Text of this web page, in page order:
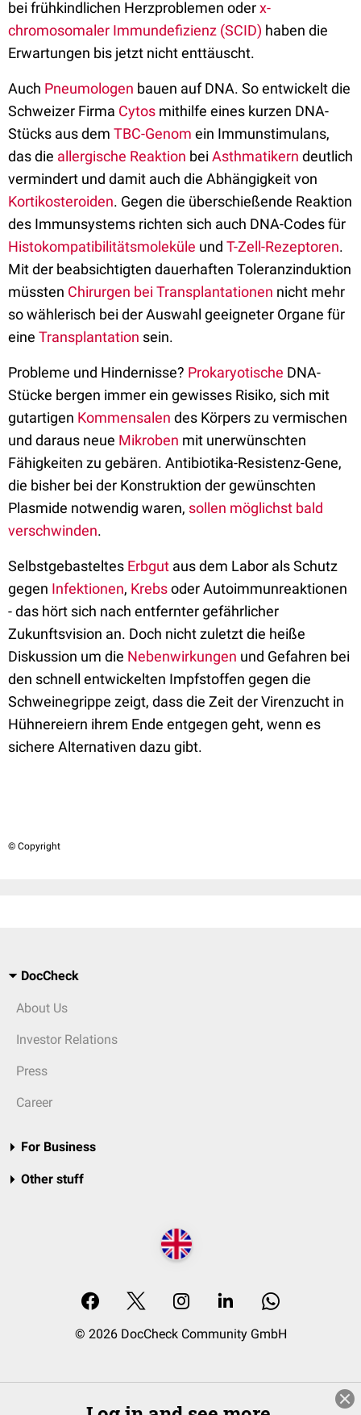
bei frühkindlichen Herzproblemen oderx-
chromosomaler Immundefizienz (SCID) haben die
Erwartungen bis jetzt nicht enttäuscht.
Auch Pneumologen bauen auf DNA. So entwickelt die
Schweizer Firma Cytos mithilfe eines kurzen DNA-
Stücks aus dem TBC-Genom ein Immunstimulans,
das die allergische Reaktion bei Asthmatikern deutlich
vermindert und damit auch die Abhängigkeit von
Kortikosteroiden. Gegen die überschießende Reaktion
des Immunsystems richten sich auch DNA-Codes für
Histokompatibilitätsmoleküle und T-Zell-Rezeptoren.
Mit der beabsichtigten dauerhaften Toleranzinduktion
müssten Chirurgen bei Transplantationen nicht mehr
so wählerisch bei der Auswahl geeigneter Organe für
eine Transplantation sein.
Probleme und Hindernisse? Prokaryotische DNA-
Stücke bergen immer ein gewisses Risiko, sich mit
gutartigen Kommensalen des Körpers zu vermischen
und daraus neue Mikroben mit unerwünschten
Fähigkeiten zu gebären. Antibiotika-Resistenz-Gene,
die bisher bei der Konstruktion der gewünschten
Plasmide notwendig waren, sollen möglichst bald
verschwinden.
Selbstgebasteltes Erbgut aus dem Labor als Schutz
gegen Infektionen, Krebsoder Autoimmunreaktionen
- das hört sich nach entfernter gefährlicher
Zukunftsvision an. Doch nicht zuletzt die heiße
Diskussion um die Nebenwirkungen und Gefahren bei
den schnell entwickelten Impfstoffen gegen die
Schweinegrippe zeigt, dass die Zeit der Virenzucht in
Hühnereiern ihrem Ende entgegen geht, wenn es
sichere Alternativen dazu gibt.
© Copyright
DocCheck
About Us
Investor Relations
Press
Career
For Business
Other stuff
© 2026 DocCheck Community GmbH